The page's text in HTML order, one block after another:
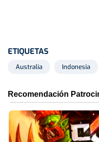
ETIQUETAS
Australia Indonesia